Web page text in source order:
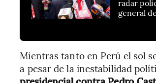
radar
general
Mientras tanto en Perú el sol
a pesar de la inestabilidad